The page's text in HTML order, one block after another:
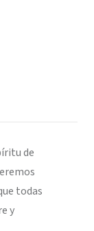
de
todas
y